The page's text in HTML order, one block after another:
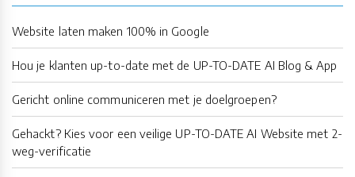
Website laten maken 100% in Google
Hou je klanten up-to-date met de UP-TO-DATE AI Blog & App
Gericht online communiceren met je doelgroepen?
Gehackt? Kies voor een veilige UP-TO-DATE AI Website met 2-
weg-verificatie